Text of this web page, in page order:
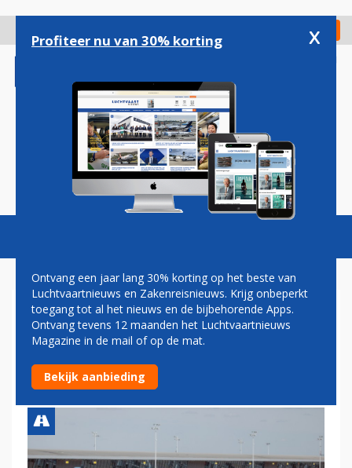
gaan
Check in
Magazine Podcasts Vacatures
GEEN VLUCHTEN VANAF
BRUSSELS AIRPORT OP 14
OKTOBER DOOR STAKING
Profiteer nu van 30% korting x
Ontvang een jaar lang 30% korting op het beste van
Luchtvaartnieuws en Zakenreisnieuws. Krijg onbeperkt
toegang tot al het nieuws en de bijbehorende Apps.
Ontvang tevens 12 maanden het Luchtvaartnieuws
Magazine in de mail of op de mat.
Bekijk aanbieding